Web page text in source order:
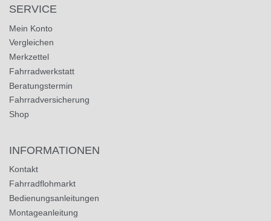
SERVICE
Mein Konto
Vergleichen
Merkzettel
Fahrradwerkstatt
Beratungstermin
Fahrradversicherung
Shop
INFORMATIONEN
Kontakt
Fahrradflohmarkt
Bedienungsanleitungen
Montageanleitung